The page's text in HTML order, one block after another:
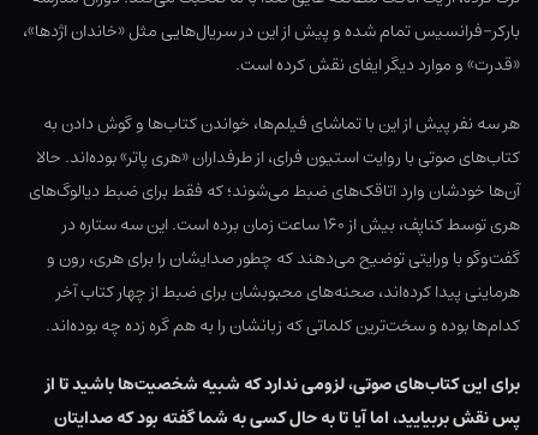
بارکر-فرانسیس تمام شده و پیش از این در سریال‌هایی مثل «خاندان اژدها»،
«قدرت» و موارد دیگر ایفای نقش کرده است.
هر سه نفر پیش از این با تماشای فیلم‌ها، خواندن کتاب‌ها و گوش دادن به
کتاب‌های صوتی با روایت استیون فرای، از طرفداران «هری پاتر» بوده‌اند. حالا
آن‌ها خودشان وارد اتاقک‌های ضبط می‌شوند؛ که فقط برای ضبط دیالوگ‌های
هری توسط کناپف، بیش از ۱۶۰ ساعت زمان برده است. این سه ستاره در
گفت‌وگو با ورایتی توضیح می‌دهند که چطور صدایشان را برای هری، رون و
هرماینی پیدا کرده‌اند، صحنه‌های محبوبشان برای ضبط از چهار کتاب آخر
کدام‌ها بوده و سخت‌ترین کلماتی که زبانشان را به هم گره زده چه بوده‌اند.
برای این کتاب‌های صوتی، لزومی ندارد که شبیه شخصیت‌ها باشید تا از
پس نقش بربیایید، اما آیا تا به حال کسی به شما گفته بود که صدایتان